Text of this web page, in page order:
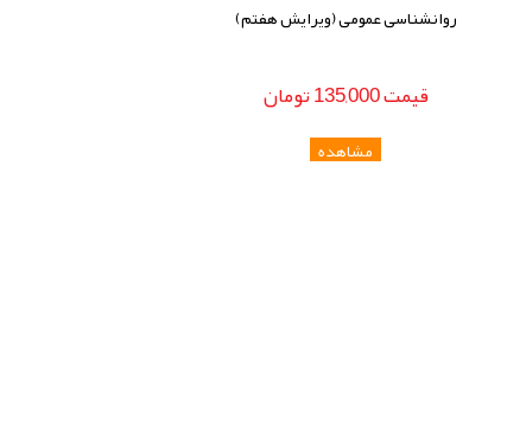
روانشناسی عمومی (ویرایش هفتم)
قيمت135,000تومان